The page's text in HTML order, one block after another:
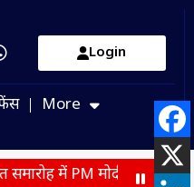
Login
More
मोदी का छात्रों को संदेश, बोले-